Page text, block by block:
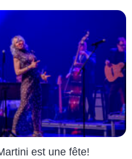
est une fête!